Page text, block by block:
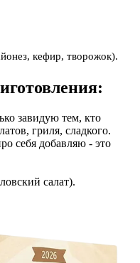
кефир, творожок).
завидую тем, кто
гриля, сладкого.
себя добавляю - это
салат).